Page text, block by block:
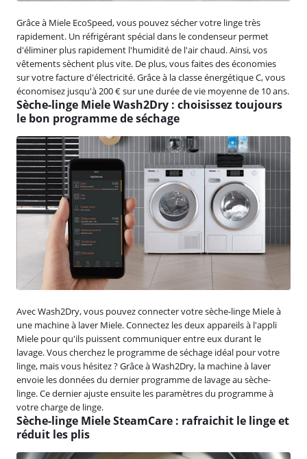
Grâce à Miele EcoSpeed, vous pouvez sécher votre linge très
rapidement. Un réfrigérant spécial dans le condenseur permet
d'éliminer plus rapidement l'humidité de l'air chaud. Ainsi, vos
vêtements sèchent plus vite. De plus, vous faites des économies
sur votre facture d'électricité. Grâce à la classe énergétique C, vous
économisez jusqu'à 200 € sur une durée de vie moyenne de 10 ans.
Sèche-linge Miele Wash2Dry : choisissez toujours
le bon programme de séchage
Avec Wash2Dry, vous pouvez connecter votre sèche-linge Miele à
une machine à laver Miele. Connectez les deux appareils à l'appli
Miele pour qu'ils puissent communiquer entre eux durant le
lavage. Vous cherchez le programme de séchage idéal pour votre
linge, mais vous hésitez ? Grâce à Wash2Dry, la machine à laver
envoie les données du dernier programme de lavage au sèche-
linge. Ce dernier ajuste ensuite les paramètres du programme à
votre charge de linge.
Sèche-linge Miele SteamCare : rafraichit le linge et
réduit les plis